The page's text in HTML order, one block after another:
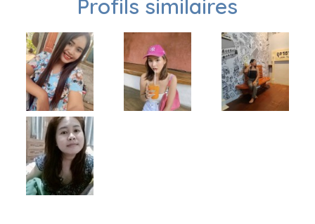
Profils similaires